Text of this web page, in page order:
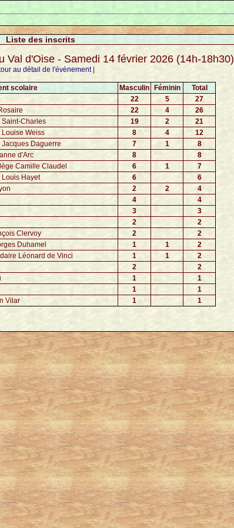
Liste des inscrits
Val d'Oise - Samedi 14 février 2026 (14h-18h30)
au détail de l'évènement|
scolaire Masculin Féminin
Total
22 5
27
22 4
26
Saint-Charles 19 2
21
Louise Weiss 8 4
12
Daguerre 7 1
8
d'Arc 8
8
Camille Claudel 6 1
7
Louis Hayet 6
6
2 2
4
4
4
3
3
2
2
Clervoy 2
2
Duhamel 1 1
2
Léonard de Vinci 1 1
2
2
2
1
1
1
1
Vilar 1 1